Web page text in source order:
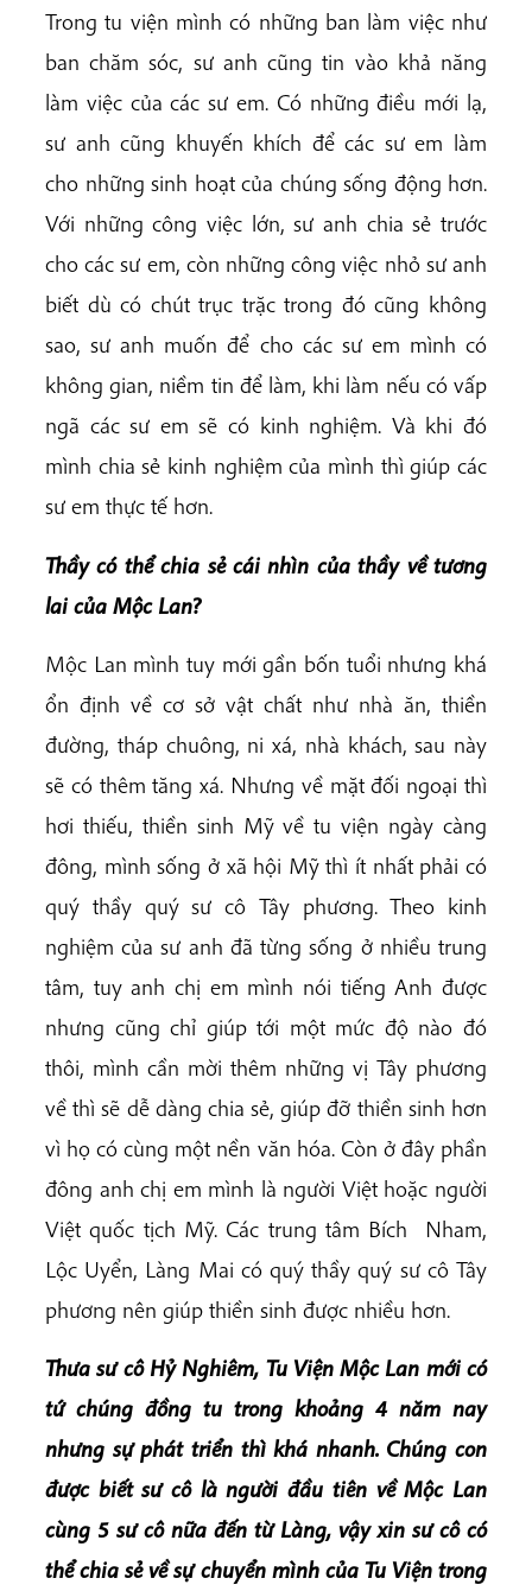
Trong tu viện mình có những ban làm việc như
ban chăm sóc, sư anh cũng tin vào khả năng
làm việc của các sư em. Có những điều mới lạ,
sư anh cũng khuyến khích để các sư em làm
cho những sinh hoạt của chúng sống động hơn.
Với những công việc lớn, sư anh chia sẻ trước
cho các sư em, còn những công việc nhỏ sư anh
biết dù có chút trục trặc trong đó cũng không
sao, sư anh muốn để cho các sư em mình có
không gian, niềm tin để làm, khi làm nếu có vấp
ngã các sư em sẽ có kinh nghiệm. Và khi đó
mình chia sẻ kinh nghiệm của mình thì giúp các
sư em thực tế hơn.
Thầy có thể chia sẻ cái nhìn của thầy về tương
lai của Mộc Lan?
Mộc Lan mình tuy mới gần bốn tuổi nhưng khá
ổn định về cơ sở vật chất như nhà ăn, thiền
đường, tháp chuông, ni xá, nhà khách, sau này
sẽ có thêm tăng xá. Nhưng về mặt đối ngoại thì
hơi thiếu, thiền sinh Mỹ về tu viện ngày càng
đông, mình sống ở xã hội Mỹ thì ít nhất phải có
quý thầy quý sư cô Tây phương. Theo kinh
nghiệm của sư anh đã từng sống ở nhiều trung
tâm, tuy anh chị em mình nói tiếng Anh được
nhưng cũng chỉ giúp tới một mức độ nào đó
thôi, mình cần mời thêm những vị Tây phương
về thì sẽ dễ dàng chia sẻ, giúp đỡ thiền sinh hơn
vì họ có cùng một nền văn hóa. Còn ở đây phần
đông anh chị em mình là người Việt hoặc người
Việt quốc tịch Mỹ. Các trung tâm Bích Nham,
Lộc Uyển, Làng Mai có quý thầy quý sư cô Tây
phương nên giúp thiền sinh được nhiều hơn.
Thưa sư cô Hỷ Nghiêm, Tu Viện Mộc Lan mới có
tứ chúng đồng tu trong khoảng 4 năm nay
nhưng sự phát triển thì khá nhanh. Chúng con
được biết sư cô là người đầu tiên về Mộc Lan
cùng 5 sư cô nữa đến từ Làng, vậy xin sư cô có
thể chia sẻ về sự chuyển mình của Tu Viện trong